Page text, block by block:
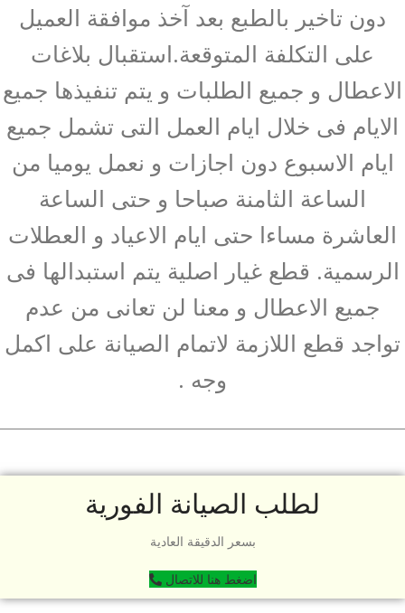
دون تاخير بالطبع بعد آخذ موافقة العميل
على التكلفة المتوقعة.استقبال بلاغات
الاعطال و جميع الطلبات و يتم تنفيذها جميع
الايام فى خلال ايام العمل التى تشمل جميع
ايام الاسبوع دون اجازات و نعمل يوميا من
الساعة الثامنة صباحا و حتى الساعة
العاشرة مساءا حتى ايام الاعياد و العطلات
الرسمية. قطع غيار اصلية يتم استبدالها فى
جميع الاعطال و معنا لن تعانى من عدم
تواجد قطع اللازمة لاتمام الصيانة على اكمل
وجه .
لطلب الصيانة الفورية
بسعر الدقيقة العادية
اضغط هنا للاتصال